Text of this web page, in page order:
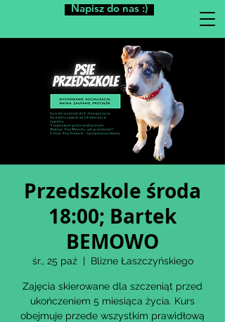
Napisz do nas :)
Przedszkole środa
18:00; Bartek
BEMOWO
śr., 25 paź
  |
Blizne Łaszczyńskiego
Zajęcia skierowane dla szczeniąt przed
ukończeniem 5 miesiąca życia. Kurs
obejmuje przede wszystkim prawidłową